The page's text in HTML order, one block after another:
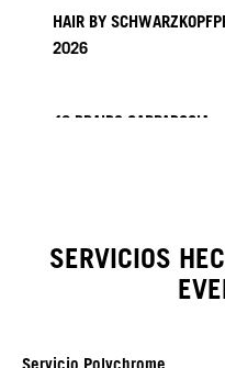
HAIR BY
2026
40 BRAIDS CAPPADOCIA
SERVICIOS
Servicio Polychrome